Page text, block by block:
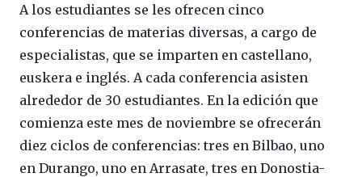
A los estudiantes se les ofrecen cinco
conferencias de materias diversas, a cargo de
especialistas, que se imparten en castellano,
euskera e inglés. A cada conferencia asisten
alrededor de 30 estudiantes. En la edición que
comienza este mes de noviembre se ofrecerán
diez ciclos de conferencias: tres en Bilbao, uno
en Durango, uno en Arrasate, tres en Donostia-